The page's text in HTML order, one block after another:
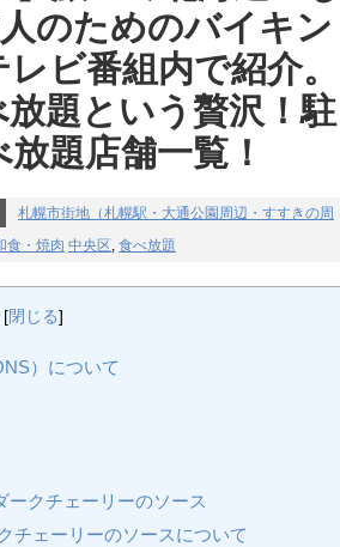
のためのバイキン
ビ番組内で紹介。
題という贅沢！駐
題店舗一覧！
札幌市街地（札幌駅・大通公園周辺・すすきの周
食・焼肉 中央区, 食べ放題
[閉じる]
）について
ークチェーリーのソース
チェーリーのソースについて